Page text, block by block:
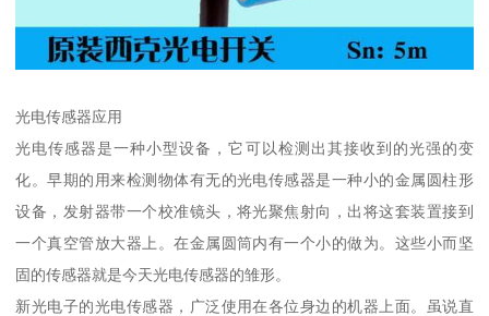
光电传感器应用
光电传感器是一种小型设备，它可以检测出其接收到的光强的变
化。早期的用来检测物体有无的光电传感器是一种小的金属圆柱形
设备，发射器带一个校准镜头，将光聚焦射向，出将这套装置接到
一个真空管放大器上。在金属圆筒内有一个小的做为。这些小而坚
固的传感器就是今天光电传感器的雏形。
新光电子的光电传感器，广泛使用在各位身边的机器上面。虽说直